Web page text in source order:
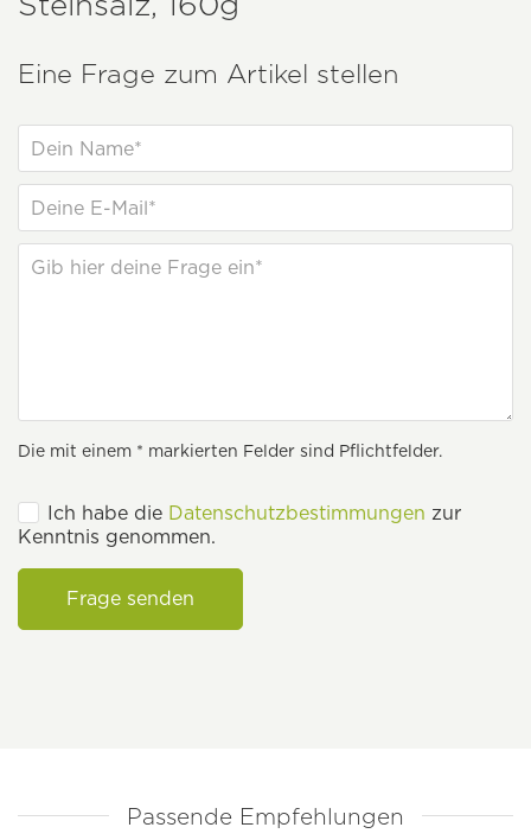
Eine Frage zum Artikel stellen
Die mit einem * markierten Felder sind Pflichtfelder.
Ich habe die Datenschutzbestimmungen zur
Kenntnis genommen.
Frage senden
Passende Empfehlungen